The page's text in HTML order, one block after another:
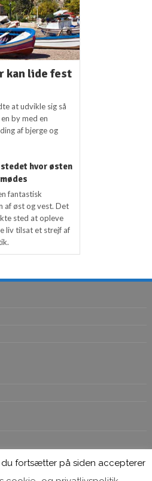
kan lide fest
at udvikle sig så
by med en
af bjerge og
stedet hvor østen
fantastisk
af øst og vest. Det
sted at opleve
liv tilsat et strejf af
ApS- Alle rettigheder forbeholdes. Vi
for fejlagtige priser.
du fortsætter på siden accepterer